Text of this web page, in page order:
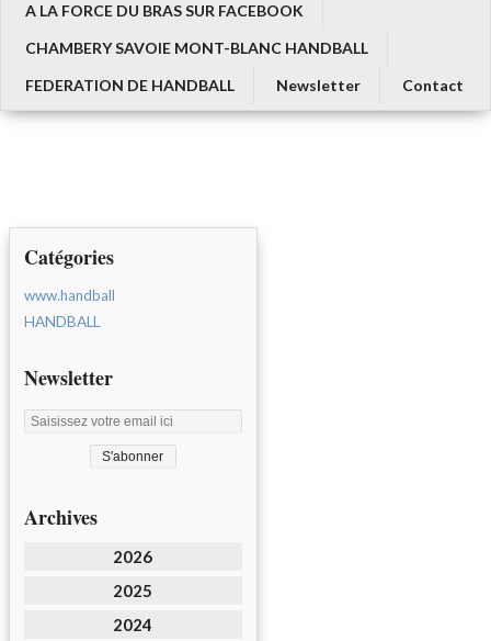
A LA FORCE DU BRAS SUR FACEBOOK
CHAMBERY SAVOIE MONT-BLANC HANDBALL
FEDERATION DE HANDBALL
Newsletter Contact
Catégories
www.handball
HANDBALL
Newsletter
Archives
2026
2025
2024